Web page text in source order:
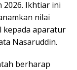
2026. Ikhtiar ini
nilai
kepada aparatur
Nasaruddin.
berharap